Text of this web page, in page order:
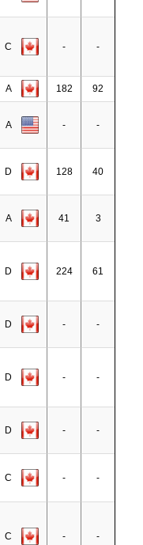
C - -
A 182 92
A - -
D 128 40
A 41 3
D 224 61
D - -
D - -
D - -
C - -
C - -